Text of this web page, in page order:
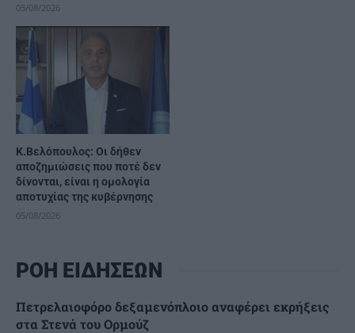
05/08/2026
Κ.Βελόπουλος: Οι δήθεν
αποζημιώσεις που ποτέ δεν
δίνονται, είναι η ομολογία
αποτυχίας της κυβέρνησης
05/08/2026
ΡΟΗ ΕΙΔΗΣΕΩΝ
Πετρελαιοφόρο δεξαμενόπλοιο αναφέρει εκρήξεις
στα Στενά του Ορμούζ